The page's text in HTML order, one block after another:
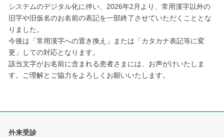
外来受診
システムのデジタル化に伴い、2026年2月より、常用漢字以外の
旧字や旧仮名のお名前の表記を一部終了させていただくこととな
りました。
今後は「常用漢字への置き換え」または「カタカナ表記等に変
更」しての対応となります。
該当文字がお名前に含まれる患者さまには、お声がけいたしま
す。ご理解とご協力をよろしくお願いいたします。